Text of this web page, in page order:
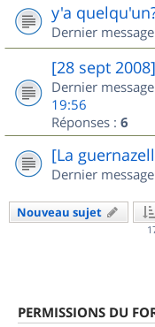
y'a
Dernier
[28 sept
Dernier
19:56
Réponses : 6
[La
Dernier
Nouveau sujet
PERMISSIONS DU